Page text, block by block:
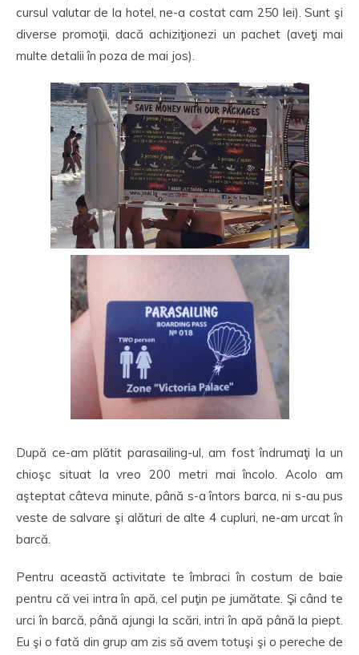
cursul valutar de la hotel, ne-a costat cam 250 lei). Sunt şi
diverse promoţii, dacă achiziţionezi un pachet (aveţi mai
multe detalii în poza de mai jos).
După ce-am plătit parasailing-ul, am fost îndrumaţi la un
chioşc situat la vreo 200 metri mai încolo. Acolo am
aşteptat câteva minute, până s-a întors barca, ni s-au pus
veste de salvare şi alături de alte 4 cupluri, ne-am urcat în
barcă.
Pentru această activitate te îmbraci în costum de baie
pentru că vei intra în apă, cel puţin pe jumătate. Şi când te
urci în barcă, până ajungi la scări, intri în apă până la piept.
Eu şi o fată din grup am zis să avem totuşi şi o pereche de